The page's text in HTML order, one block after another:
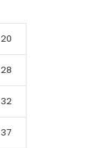
20
28
32
37